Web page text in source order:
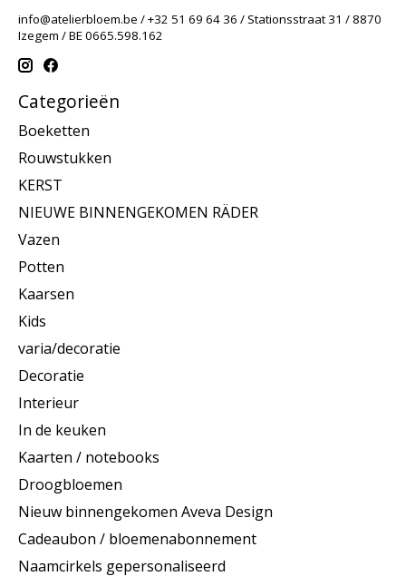
info@atelierbloem.be / +32 51 69 64 36 / Stationsstraat 31 / 8870
Izegem / BE 0665.598.162
Categorieën
Boeketten
Rouwstukken
KERST
NIEUWE BINNENGEKOMEN RÄDER
Vazen
Potten
Kaarsen
Kids
varia/decoratie
Decoratie
Interieur
In de keuken
Kaarten / notebooks
Droogbloemen
Nieuw binnengekomen Aveva Design
Cadeaubon / bloemenabonnement
Naamcirkels gepersonaliseerd